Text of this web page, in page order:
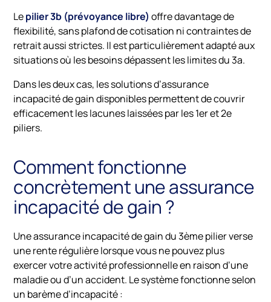
Lepilier 3b (prévoyance libre) offre davantage de
flexibilité, sans plafond de cotisation ni contraintes de
retrait aussi strictes. Il est particulièrement adapté aux
situations où les besoins dépassent les limites du 3a.
Dans les deux cas, les solutions d’assurance
incapacité de gain disponibles permettent de couvrir
efficacement les lacunes laissées par les 1er et 2e
piliers.
Comment fonctionne
concrètement une assurance
incapacité de gain ?
Une assurance incapacité de gain du 3ème pilier verse
une rente régulière lorsque vous ne pouvez plus
exercer votre activité professionnelle en raison d’une
maladie ou d’un accident. Le système fonctionne selon
un barème d’incapacité :